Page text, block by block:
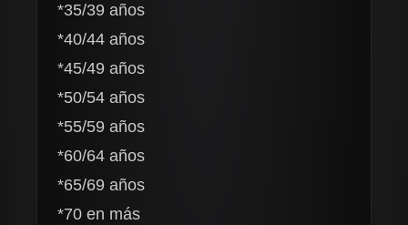
*35/39 años
*40/44 años
*45/49 años
*50/54 años
*55/59 años
*60/64 años
*65/69 años
*70 en más